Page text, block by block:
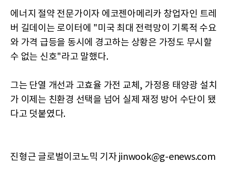
에너지 절약 전문가이자 에코젠아메리카 창업자인 트레
버 길데이는 로이터에 "미국 최대 전력망이 기록적 수요
와 가격 급등을 동시에 경고하는 상황은 가정도 무시할
수 없는 신호"라고 말했다.
그는 단열 개선과 고효율 가전 교체, 가정용 태양광 설치
가 이제는 친환경 선택을 넘어 실제 재정 방어 수단이 됐
다고 덧붙였다.
진형근 글로벌이코노믹 기자 jinwook@g-enews.com